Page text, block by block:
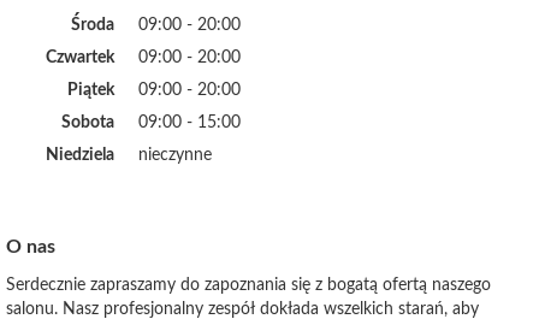
Środa
09:00 - 20:00
Czwartek
09:00 - 20:00
Piątek
09:00 - 20:00
Sobota
09:00 - 15:00
Niedziela
nieczynne
O nas
Serdecznie zapraszamy do zapoznania się z bogatą ofertą naszego
salonu. Nasz profesjonalny zespół dokłada wszelkich starań, aby